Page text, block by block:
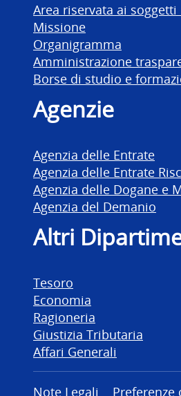
Area riservata ai
Missione
Organigramma
Amministrazione
Borse di studio e
Agenzie
Agenzia delle Entrate
Agenzia delle Entrate
Agenzia delle Dogane e
Agenzia del Demanio
Altri
Tesoro
Economia
Ragioneria
Giustizia Tributaria
Affari Generali
Note Legali Preferenze